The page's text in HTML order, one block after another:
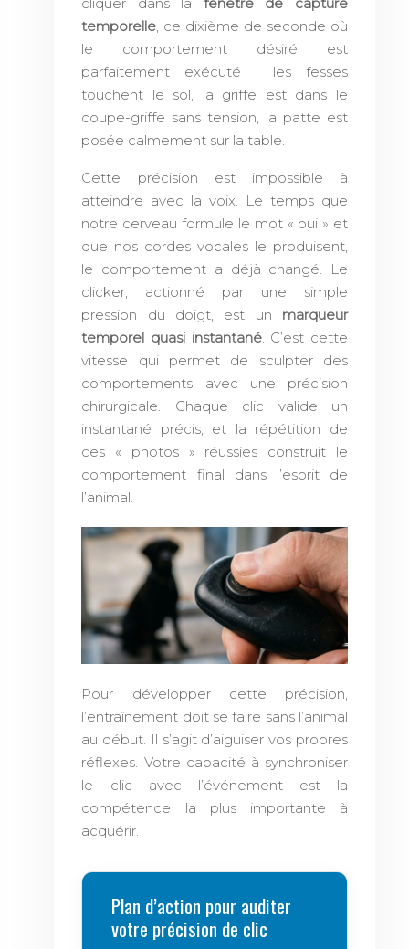
temporelle, ce dixième de seconde où
le comportement désiré est
parfaitement exécuté : les fesses
touchent le sol, la griffe est dans le
coupe-griffe sans tension, la patte est
posée calmement sur la table.
Cette précision est impossible à
atteindre avec la voix. Le temps que
notre cerveau formule le mot « oui » et
que nos cordes vocales le produisent,
le comportement a déjà changé. Le
clicker, actionné par une simple
pression du doigt, est un marqueur
temporel quasi instantané. C’est cette
vitesse qui permet de sculpter des
comportements avec une précision
chirurgicale. Chaque clic valide un
instantané précis, et la répétition de
ces « photos » réussies construit le
comportement final dans l’esprit de
l’animal.
Pour développer cette précision,
l’entraînement doit se faire sans l’animal
au début. Il s’agit d’aiguiser vos propres
réflexes. Votre capacité à synchroniser
le clic avec l’événement est la
compétence la plus importante à
acquérir.
Plan d’action pour auditer
votre précision de clic